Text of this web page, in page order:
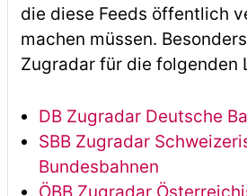
die diese Feeds öffentlich
machen müssen.
Zugradar für die folgenden
DB Zugradar Deutsche
SBB Zugradar
Bundesbahnen